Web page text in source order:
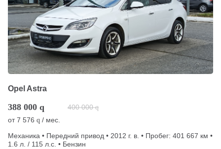
Opel Astra
388 000 q 400 000 q
от7 576 q / мес.
Механика • Передний привод • 2012 г. в. • Пробег: 401 667 км •
1.6 л. / 115 л.с. • Бензин